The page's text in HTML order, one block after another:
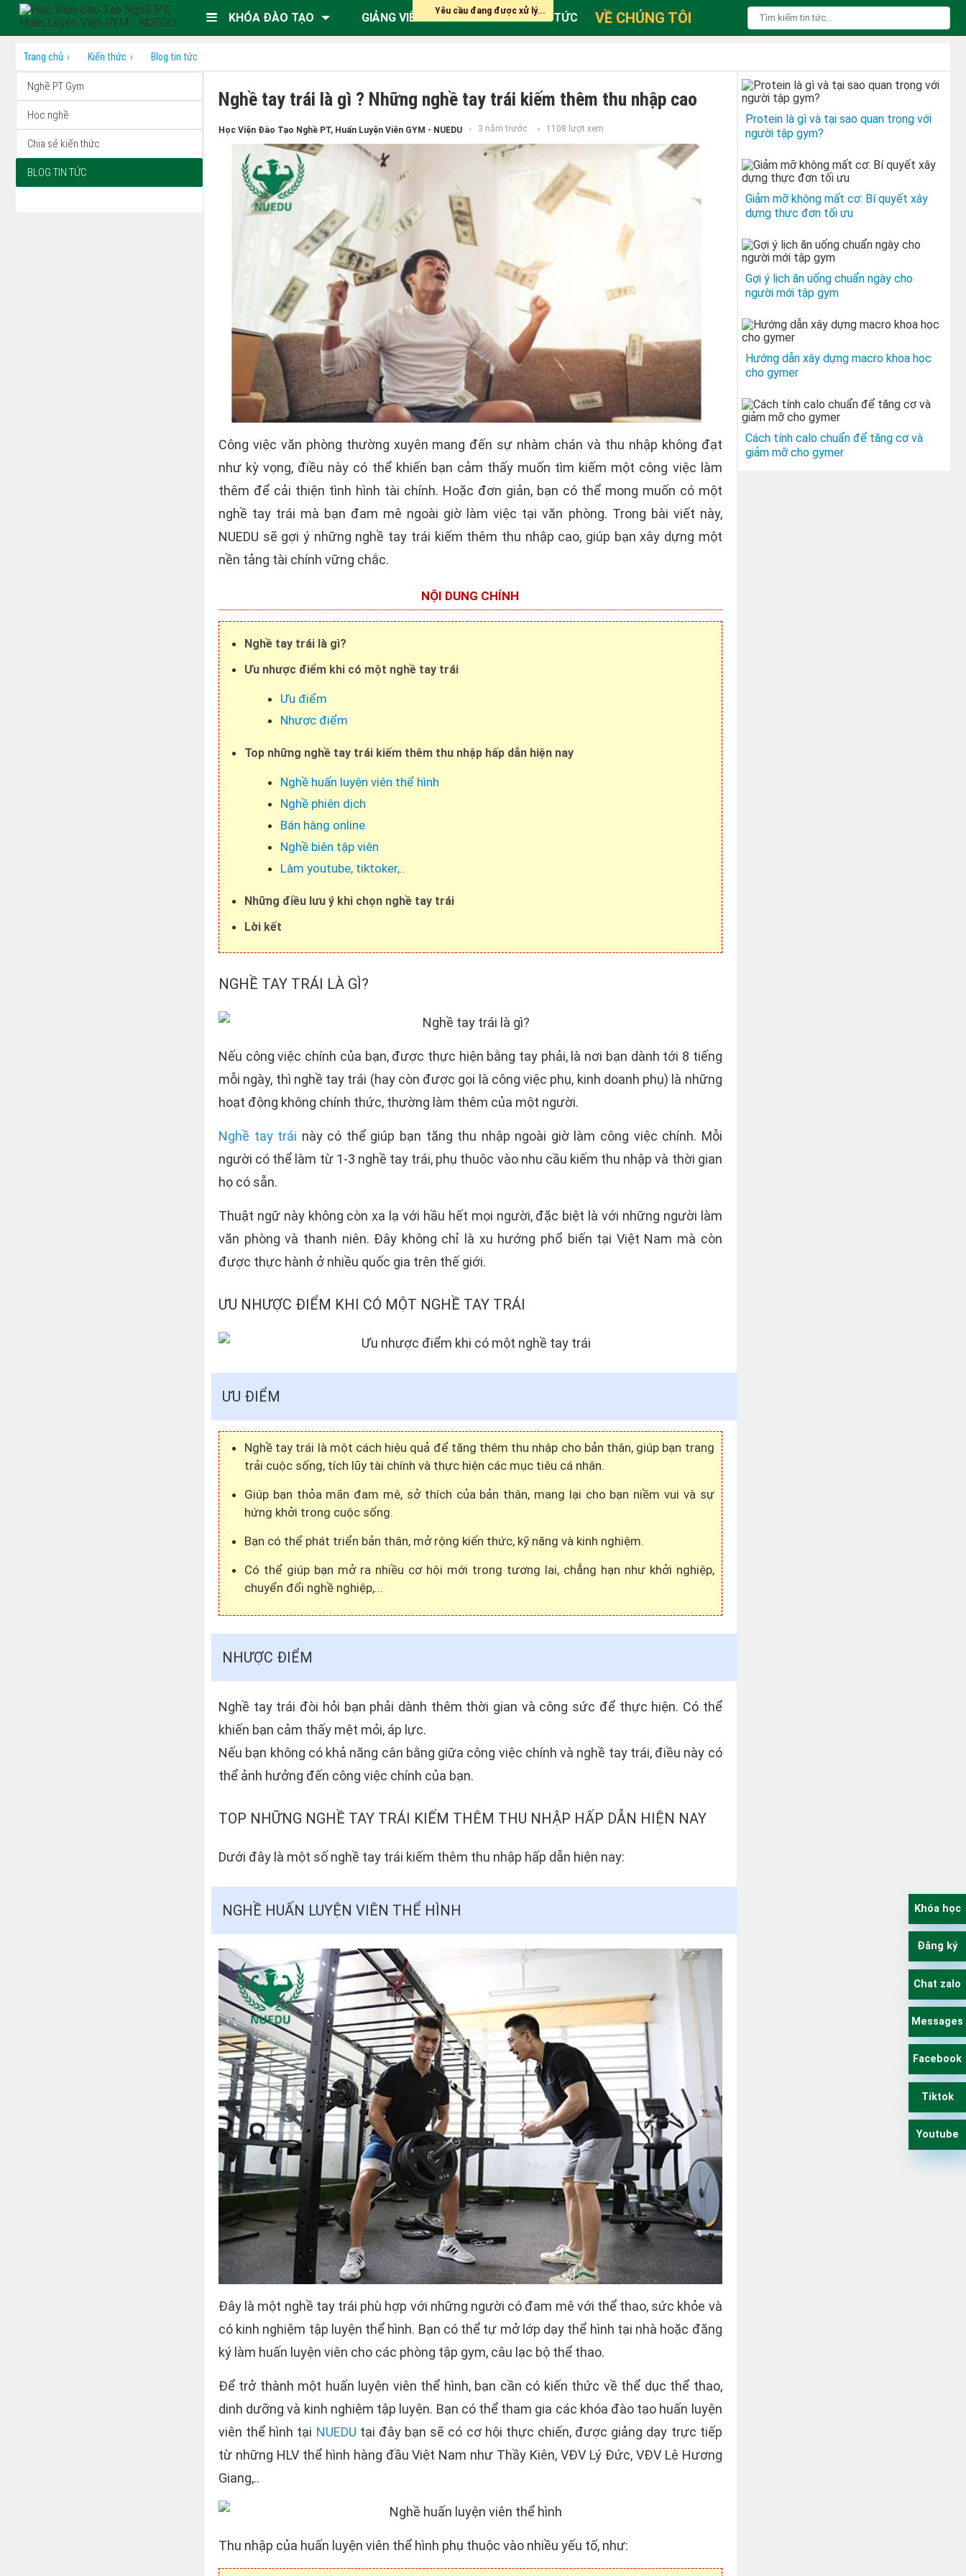
KHÓA ĐÀO TẠO GIẢNG VIÊN ĐĂNG KÝ TIN TỨC VỀ CHÚNG TÔI
Trang chủ Kiến thức Blog tin tức
Nghề PT Gym
Học nghề
Chia sẻ kiến thức
BLOG TIN TỨC
Nghề tay trái là gì ? Những nghề tay trái kiếm thêm thu nhập cao
Học Viện Đào Tạo Nghề PT, Huấn Luyện Viên GYM - NUEDU 3 năm trước 1108 lượt xem
Công việc văn phòng thường xuyên mang đến sự nhàm chán và thu nhập không đạt
như kỳ vọng, điều này có thể khiến bạn cảm thấy muốn tìm kiếm một công việc làm
thêm để cải thiện tình hình tài chính. Hoặc đơn giản, bạn có thể mong muốn có một
nghề tay trái mà bạn đam mê ngoài giờ làm việc tại văn phòng. Trong bài viết này,
NUEDU sẽ gợi ý những nghề tay trái kiếm thêm thu nhập cao, giúp bạn xây dựng một
nền tảng tài chính vững chắc.
NỘI DUNG CHÍNH
Nghề tay trái là gì?
Ưu nhược điểm khi có một nghề tay trái
Ưu điểm
Nhược điểm
Top những nghề tay trái kiếm thêm thu nhập hấp dẫn hiện nay
Nghề huấn luyện viên thể hình
Nghề phiên dịch
Bán hàng online
Nghề biên tập viên
Làm youtube, tiktoker,..
Những điều lưu ý khi chọn nghề tay trái
Lời kết
NGHỀ TAY TRÁI LÀ GÌ?
Nếu công việc chính của bạn, được thực hiện bằng tay phải, là nơi bạn dành tới 8 tiếng
mỗi ngày, thì nghề tay trái (hay còn được gọi là công việc phụ, kinh doanh phụ) là những
hoạt động không chính thức, thường làm thêm của một người.
Nghề tay trái này có thể giúp bạn tăng thu nhập ngoài giờ làm công việc chính. Mỗi
người có thể làm từ 1-3 nghề tay trái, phụ thuộc vào nhu cầu kiếm thu nhập và thời gian
họ có sẵn.
Thuật ngữ này không còn xa lạ với hầu hết mọi người, đặc biệt là với những người làm
văn phòng và thanh niên. Đây không chỉ là xu hướng phổ biến tại Việt Nam mà còn
được thực hành ở nhiều quốc gia trên thế giới.
ƯU NHƯỢC ĐIỂM KHI CÓ MỘT NGHỀ TAY TRÁI
ƯU ĐIỂM
Nghề tay trái là một cách hiệu quả để tăng thêm thu nhập cho bản thân, giúp bạn trang
trải cuộc sống, tích lũy tài chính và thực hiện các mục tiêu cá nhân.
Giúp bạn thỏa mãn đam mê, sở thích của bản thân, mang lại cho bạn niềm vui và sự
hứng khởi trong cuộc sống.
Bạn có thể phát triển bản thân, mở rộng kiến thức, kỹ năng và kinh nghiệm.
Có thể giúp bạn mở ra nhiều cơ hội mới trong tương lai, chẳng hạn như khởi nghiệp,
chuyển đổi nghề nghiệp,...
NHƯỢC ĐIỂM
Nghề tay trái đòi hỏi bạn phải dành thêm thời gian và công sức để thực hiện. Có thể
khiến bạn cảm thấy mệt mỏi, áp lực.
Nếu bạn không có khả năng cân bằng giữa công việc chính và nghề tay trái, điều này có
thể ảnh hưởng đến công việc chính của bạn.
TOP NHỮNG NGHỀ TAY TRÁI KIẾM THÊM THU NHẬP HẤP DẪN HIỆN NAY
Dưới đây là một số nghề tay trái kiếm thêm thu nhập hấp dẫn hiện nay:
NGHỀ HUẤN LUYỆN VIÊN THỂ HÌNH
Đây là một nghề tay trái phù hợp với những người có đam mê với thể thao, sức khỏe và
có kinh nghiệm tập luyện thể hình. Bạn có thể tự mở lớp dạy thể hình tại nhà hoặc đăng
ký làm huấn luyện viên cho các phòng tập gym, câu lạc bộ thể thao.
Để trở thành một huấn luyện viên thể hình, bạn cần có kiến thức về thể dục thể thao,
dinh dưỡng và kinh nghiệm tập luyện. Bạn có thể tham gia các khóa đào tạo huấn luyện
viên thể hình tại NUEDU tại đây bạn sẽ có cơ hội thực chiến, được giảng dạy trực tiếp
từ những HLV thể hình hàng đầu Việt Nam như Thầy Kiên, VĐV Lý Đức, VĐV Lê Hương
Giang,..
Thu nhập của huấn luyện viên thể hình phụ thuộc vào nhiều yếu tố, như:
Protein là gì và tại sao quan trọng với
người tập gym?
Giảm mỡ không mất cơ: Bí quyết xây
dựng thực đơn tối ưu
Gợi ý lịch ăn uống chuẩn ngày cho
người mới tập gym
Hướng dẫn xây dựng macro khoa học
cho gymer
Cách tính calo chuẩn để tăng cơ và
giảm mỡ cho gymer
Khóa học
Đăng ký
Chat zalo
Messages
Facebook
Tiktok
Youtube
Yêu cầu đang được xử lý...